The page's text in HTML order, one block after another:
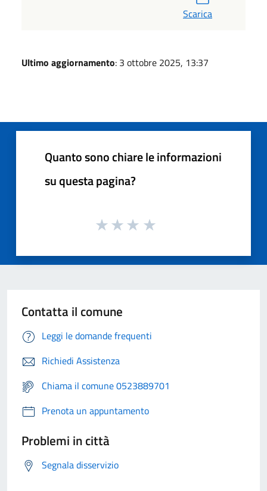
Scarica
Ultimo aggiornamento: 3 ottobre 2025, 13:37
Quanto sono chiare le informazioni
su questa pagina?
Contatta il comune
Leggi le domande frequenti
Richiedi Assistenza
Chiama il comune 0523889701
Prenota un appuntamento
Problemi in città
Segnala disservizio